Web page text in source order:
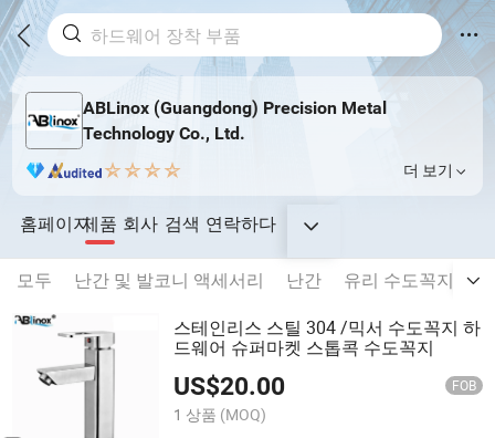
ABLinox (Guangdong) Precision Metal
Technology Co., Ltd.
더 보기
홈페이지제품 회사 검색 연락하다
모두 난간 및 발코니 액세서리 난간 유리 수도꼭지
스테인리스 스틸 304 /믹서 수도꼭지 하
드웨어 슈퍼마켓 스톱콕 수도꼭지
US$20.00 FOB
1 상품 (MOQ)